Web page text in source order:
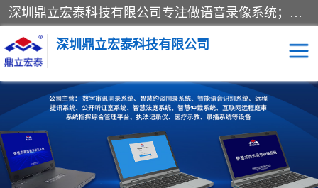
深圳鼎立宏泰科技有限公司专注做语音录像系统；主要服务有：约谈室同步录音录像系统、设计数字询问同步录音录像、数字约谈室同步录音录像、公开听证室、智慧庭审、智能语音识别转写、远程提讯（提审）、记录仪、远程指挥综合管理平台、录播系统等
深圳鼎立宏泰科技有限公司
同步录音录像设备 便携式审讯设备
数字法庭 听证室